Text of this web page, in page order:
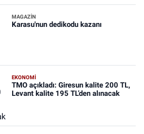
MAGAZİN
Karasu'nun dedikodu kazanı
EKONOMİ
TMO açıkladı: Giresun kalite 200 TL,
Levant kalite 195 TL’den alınacak